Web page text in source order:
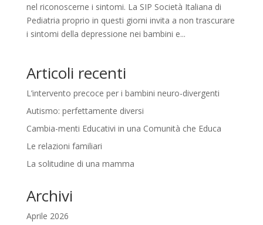
nel riconoscerne i sintomi. La SIP Società Italiana di
Pediatria proprio in questi giorni invita a non trascurare
i sintomi della depressione nei bambini e...
Articoli recenti
L’intervento precoce per i bambini neuro-divergenti
Autismo: perfettamente diversi
Cambia-menti Educativi in una Comunità che Educa
Le relazioni familiari
La solitudine di una mamma
Archivi
Aprile 2026